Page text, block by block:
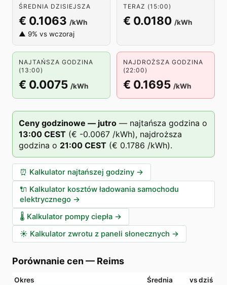
ŚREDNIA DZISIEJSZA
€ 0.1063 /kWh
▲ 9% vs wczoraj
TERAZ (15:00)
€ 0.0180 /kWh
NAJTAŃSZA GODZINA
(13:00)
€ 0.0075 /kWh
NAJDROŻSZA GODZINA
(22:00)
€ 0.1695 /kWh
Ceny godzinowe — jutro — najtańsza godzina o
13:00 CEST (€ -0.0067 /kWh), najdroższa
godzina o 21:00 CEST (€ 0.1786 /kWh).
⏰ Kalkulator najtańszej godziny →
🔌 Kalkulator kosztów ładowania samochodu
elektrycznego →
🌡️ Kalkulator pompy ciepła →
☀️ Kalkulator zwrotu z paneli słonecznych →
Porównanie cen — Reims
Okres Średnia vs dziś